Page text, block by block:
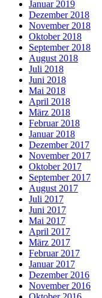
Januar 2019
Dezember 2018
November 2018
Oktober 2018
September 2018
August 2018
Juli 2018
Juni 2018
Mai 2018
April 2018
März 2018
Februar 2018
Januar 2018
Dezember 2017
November 2017
Oktober 2017
September 2017
August 2017
Juli 2017
Juni 2017
Mai 2017
April 2017
März 2017
Februar 2017
Januar 2017
Dezember 2016
November 2016